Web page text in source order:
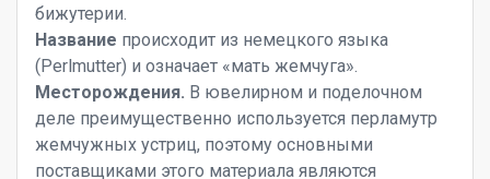
бижутерии.
Название происходит из немецкого языка
(Perlmutter) и означает «мать жемчуга».
Месторождения. В ювелирном и поделочном
деле преимущественно используется перламутр
жемчужных устриц, поэтому основными
поставщиками этого материала являются